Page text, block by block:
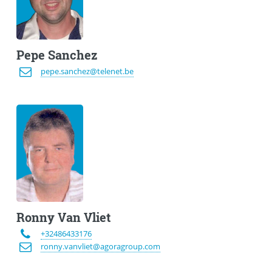
Pepe Sanchez
pepe.sanchez@telenet.be
Ronny Van Vliet
+32486433176
ronny.vanvliet@agoragroup.com